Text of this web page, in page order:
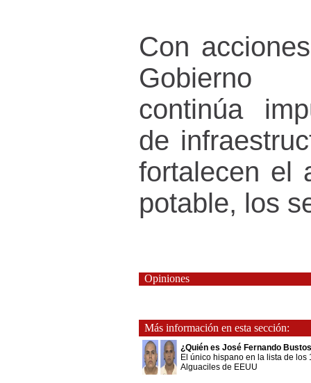
Con
continúa
de
fortalecen el
potable, los
Opiniones
Más información en esta sección:
¿Quién es José Fernando
El único hispano en la lista de
Alguaciles de EEUU